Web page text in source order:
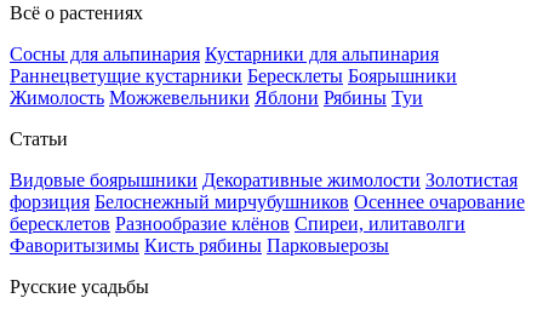
Всё о растениях
Сосны для альпинария Кустарники для альпинария
Раннецветущие кустарники Бересклеты Боярышники
Жимолость Можжевельники Яблони Рябины Туи
Статьи
Видовые боярышники Декоративные жимолости Золотистая
форзиция Белоснежный мирчубушников Осеннее очарование
бересклетов Разнообразие клёнов Спиреи, илитаволги
Фаворитызимы Кисть рябины Парковыерозы
Русские усадьбы